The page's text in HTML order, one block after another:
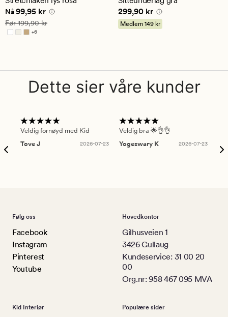
gjennomsnittlig
vurdering
på
4.5
Nåværende pris
Nå99,95 kr
Vanlig pris 199,90 kr
Før199,90 kr
+6
Tilgjengelig i flere farger
gjennomsnittlig
vurdering
på
4.5
Pris 299,90 kr
299,90 kr
Medlem 149 kr
Dette sier våre kunder
Veldig fornøyd med Kid
Tove J
2026-07-23
Veldig bra 🌟👌👌
Yogeswary K
2026-07-23
Følg oss
Facebook
Instagram
Pinterest
Youtube
Hovedkontor
Gilhusveien 1
3426 Gullaug
Kundeservice: 31 00 20
00
Org.nr: 958 467 095 MVA
Kid Interiør Populære sider